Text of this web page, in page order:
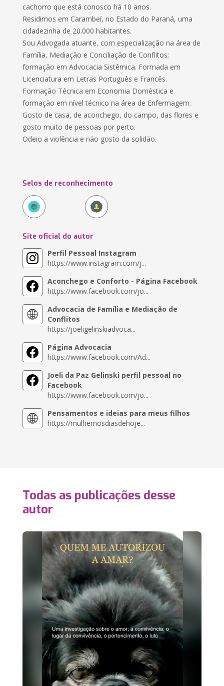
cachorro que está conosco há 10 anos.
Residimos em Carambeí, no Estado do Paraná, uma
cidadezinha de 20.000 habitantes.
Sou Advogada atuante, com especialização na área de
Família, Mediação e Conciliação de Conflitos;
formação em Advocacia Sistêmica. Formada em
Licenciatura em Letras Português e Francês.
Formação Técnica em Economia Doméstica e
formação em nível técnico na área de Enfermagem.
Gosto de casa, de aconchego, do campo, das flores e
gosto muito de pessoas por perto.
Odeio a violência e não gosto da solidão.
Selos de reconhecimento
Site oficial do autor
Perfil Pessoal Instagram
https://www.instagram.com/j...
Aconchego e Conforto - Página Facebook
https://www.facebook.com/jo...
Advocacia de Família e Mediação de
Conflitos
https://joeligelinskiadvoca...
Página Advocacia
https://www.facebook.com/Ad...
Joeli da Paz Gelinski perfil pessoal no
Facebook
https://www.facebook.com/jo...
Pensamentos e ideias para meus filhos
https://mulhernosdiasdehoje...
Todas as publicações desse
autor